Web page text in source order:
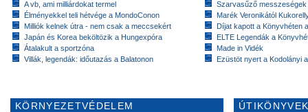
A vb, ami milliárdokat termel
Élményekkel teli hétvége a MondoConon
Milliók kelnek útra - nem csak a meccsekért
Japán és Korea beköltözik a Hungexpóra
Átalakult a sportzóna
Villák, legendák: időutazás a Balatonon
Szarvasűző messzeségek
Marék Veronikától
Díjat kapott a Könyvhéten
ELTE Legendák a
Made in Vidék
Ezüstöt nyert a Kodolányi
KÖRNYEZETVÉDELEM